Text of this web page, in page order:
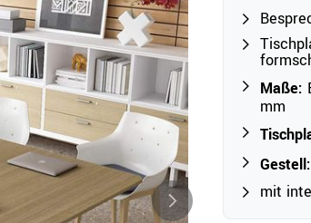
Schreibtischplatten
Anbautische & Zubehör
Outdoor
Ampelschirme
Schirmständer
Abdeckhauben & Zubehör
Maße:
mm
Gestell:
mit